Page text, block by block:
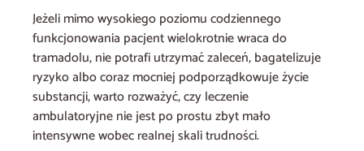
Jeżeli mimo wysokiego poziomu codziennego
funkcjonowania pacjent wielokrotnie wraca do
tramadolu, nie potrafi utrzymać zaleceń, bagatelizuje
ryzyko albo coraz mocniej podporządkowuje życie
substancji, warto rozważyć, czy leczenie
ambulatoryjne nie jest po prostu zbyt mało
intensywne wobec realnej skali trudności.